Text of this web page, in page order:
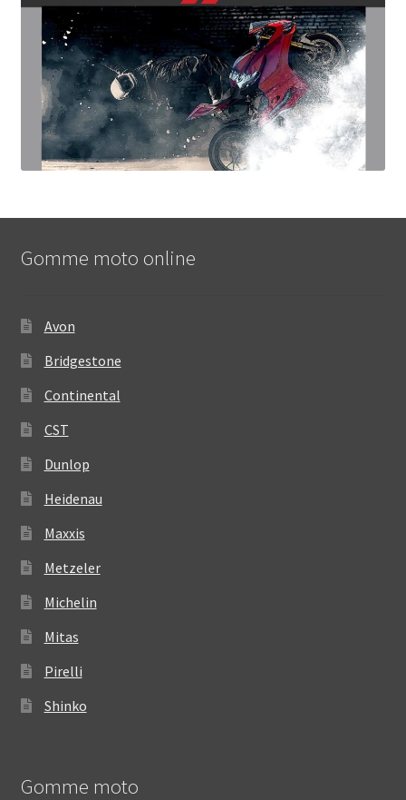
Gomme moto online
Avon
Bridgestone
Continental
CST
Dunlop
Heidenau
Maxxis
Metzeler
Michelin
Mitas
Pirelli
Shinko
Gomme moto